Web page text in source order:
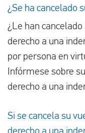
Póngase en contacto con
¿Se ha cancelado
¿Le han
derecho a una
por persona en
Infórmese sobre
derecho a una
Si se cancela su